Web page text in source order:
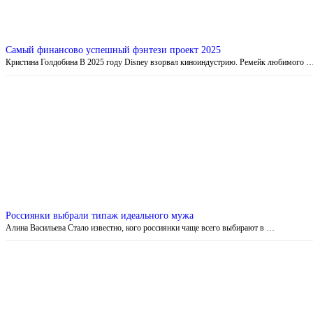
Самый финансово успешный фэнтези проект 2025
Кристина Голдобина В 2025 году Disney взорвал киноиндустрию. Ремейк любимого
Россиянки выбрали типаж идеального мужа
Алина Васильева Стало известно, кого россиянки чаще всего выбирают в …